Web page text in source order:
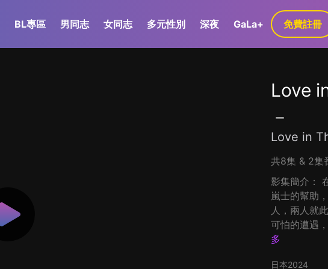
BL專區 男同志 女同志 多元性別 深夜 GaLa+ 免費註冊
Love
－
Love in
共8集 & 2集
影集簡介：
嵐士的幫助
人，兩人就
可怕的遭遇
多
日本2024